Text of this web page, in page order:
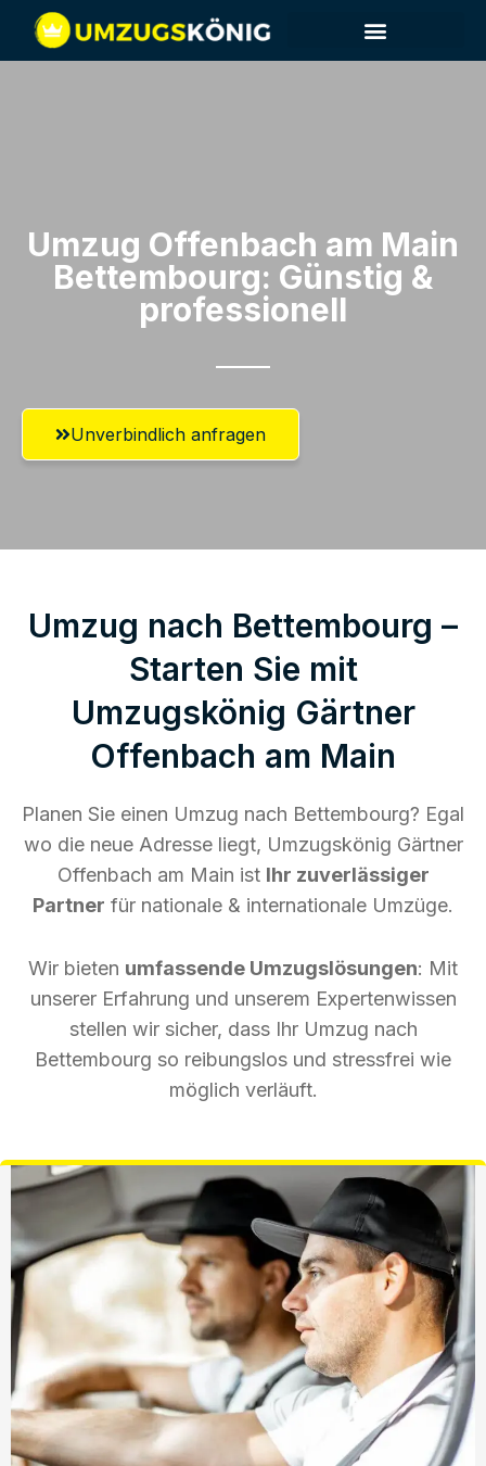
Umzug Offenbach am Main​
Bettembourg: Günstig &
professionell​
Unverbindlich anfragen
Umzug nach Bettembourg –
Starten Sie mit
Umzugskönig Gärtner
Offenbach am Main
Planen Sie einen Umzug nach Bettembourg? Egal
wo die neue Adresse liegt, Umzugskönig Gärtner
Offenbach am Main ist Ihr zuverlässiger
Partner für nationale & internationale Umzüge.
Wir bieten umfassende Umzugslösungen: Mit
unserer Erfahrung und unserem Expertenwissen
stellen wir sicher, dass Ihr Umzug nach
Bettembourg so reibungslos und stressfrei wie
möglich verläuft.